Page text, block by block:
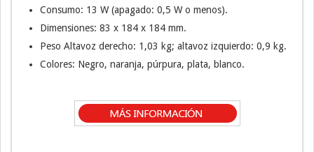
Consumo: 13 W (apagado: 0,5 W o menos).
Dimensiones: 83 x 184 x 184 mm.
Peso Altavoz derecho: 1,03 kg; altavoz izquierdo: 0,9 kg.
Colores: Negro, naranja, púrpura, plata, blanco.